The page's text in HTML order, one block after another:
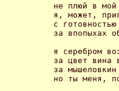
не плюй в мой
я, может,
с
за впопыхах
я серебром
за цвет вина
за
но ты меня,